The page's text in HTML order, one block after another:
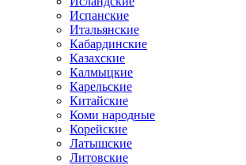
Испанские
Итальянские
Кабардинские
Казахские
Калмыцкие
Карельские
Китайские
Коми народные
Корейские
Латышские
Литовские